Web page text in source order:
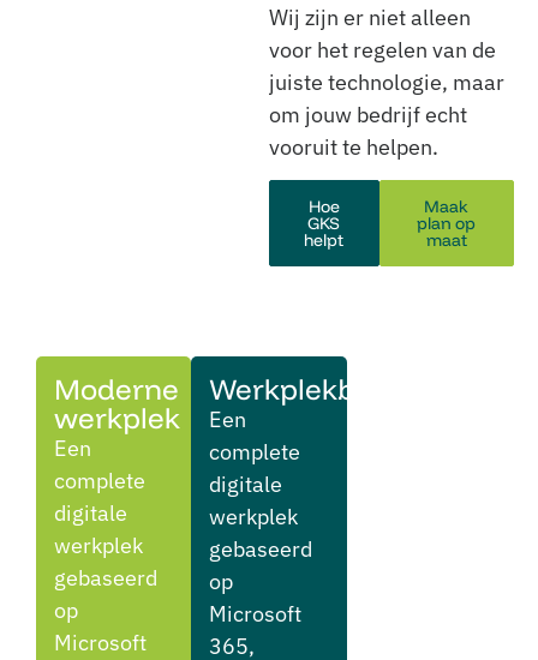
Wij zijn er niet alleen
voor het regelen van de
juiste technologie, maar
om jouw bedrijf echt
vooruit te helpen.
Hoe
GKS
helpt
Maak
plan op
maat
Moderne
werkplek
Een
complete
digitale
werkplek
gebaseerd
op
Microsoft
Werkplekbeheer
Een
complete
digitale
werkplek
gebaseerd
op
Microsoft
365,